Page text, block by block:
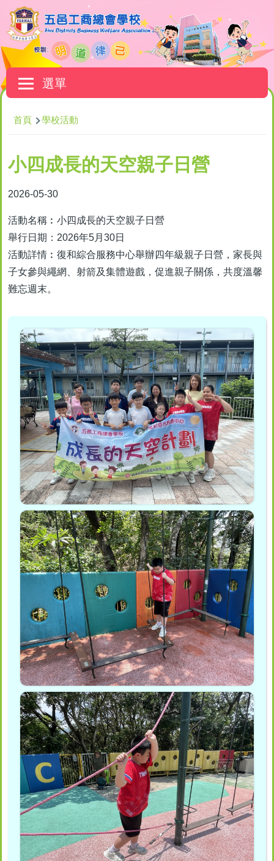
移至主內容
選單
Main
navigation
導
航
連
結
首頁 學校活動
小四成長的天空親子日營
2026-05-30
活動名稱︰小四成長的天空親子日營
舉行日期：2026年5月30日
活動詳情︰復和綜合服務中心舉辦四年級親子日營，家長與
子女參與繩網、射箭及集體遊戲，促進親子關係，共度溫馨
難忘週末。